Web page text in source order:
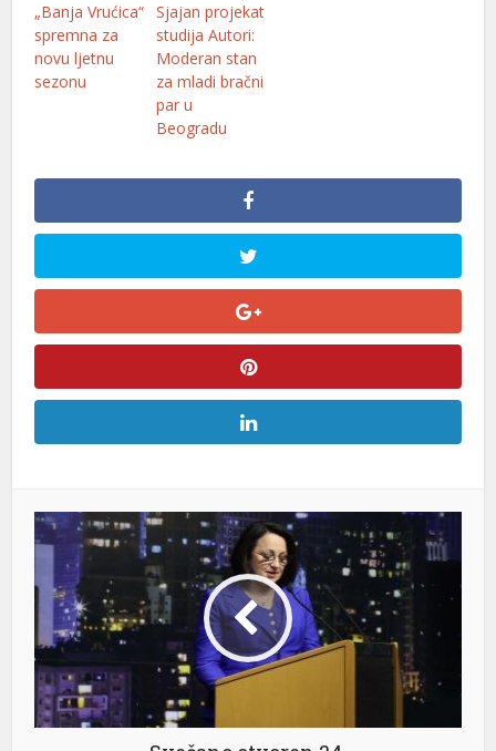
„Banja Vrućica“
spremna za
novu ljetnu
sezonu
Sjajan projekat
studija Autori:
Moderan stan
za mladi bračni
par u
Beogradu